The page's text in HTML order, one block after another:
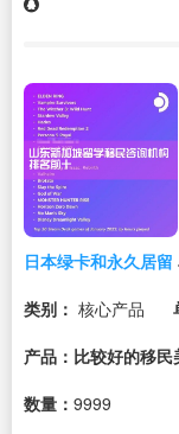
日本绿卡和永久居留
类别： 核心产品
产品：比较好的移
数量： 9999